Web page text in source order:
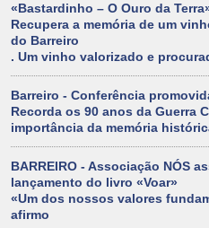
«Bastardinho – O Ouro da
Recupera a memória de um
do Barreiro
. Um vinho valorizado e
Barreiro - Conferência
Recorda os 90 anos da Guerra
importância da memória
BARREIRO - Associação NÓS
lançamento do livro «Voar»
«Um dos nossos valores
afirmo